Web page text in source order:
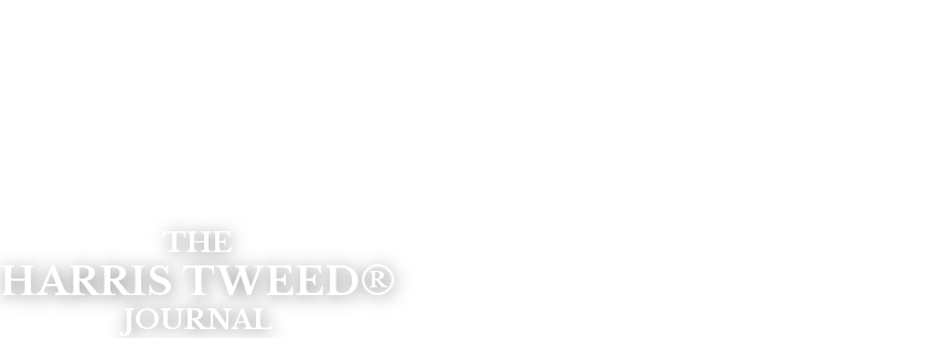
THE
HARRIS TWEED®
JOURNAL